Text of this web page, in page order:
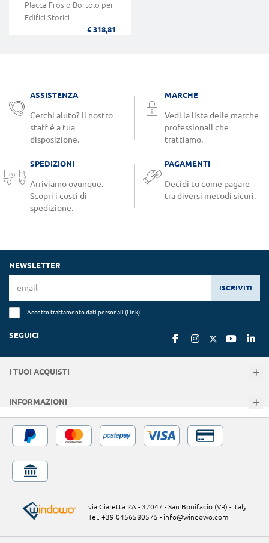
Placca Frosio Bortolo per
Edifici Storici
€ 318,81
ASSISTENZA
Cerchi aiuto? Il nostro
staff è a tua
disposizione.
MARCHE
Vedi la lista delle marche
professionali che
trattiamo.
SPEDIZIONI
Arriviamo ovunque.
Scopri i costi di
spedizione.
PAGAMENTI
Decidi tu come pagare
tra diversi metodi sicuri.
NEWSLETTER
ISCRIVITI
Accetto trattamento dati personali (Link)
SEGUICI
I TUOI ACQUISTI
INFORMAZIONI
via Giaretta 2A - 37047 - San Bonifacio (VR) - Italy
Tel. +39 0456580575 - info@windowo.com